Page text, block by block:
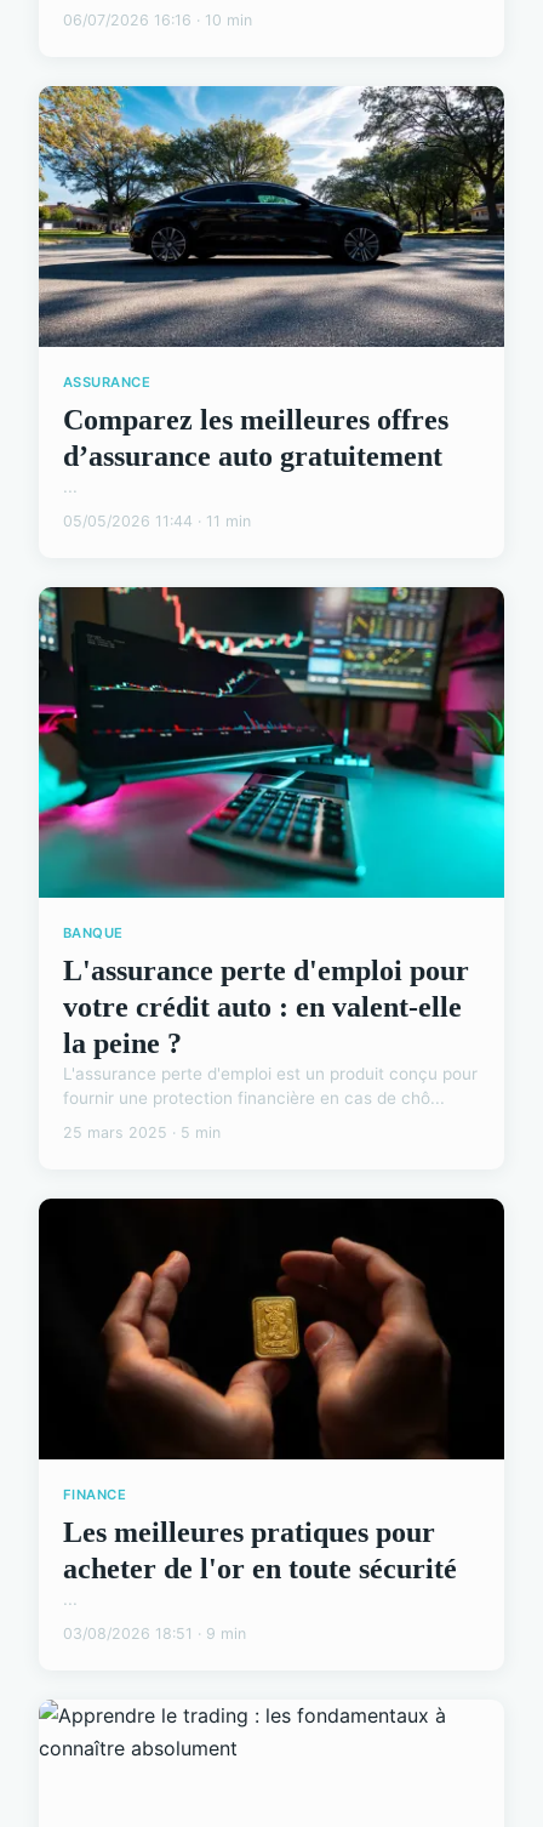
06/07/2026 16:16 · 10 min
ASSURANCE
Comparez les meilleures offres
d’assurance auto gratuitement
...
05/05/2026 11:44 · 11 min
BANQUE
L'assurance perte d'emploi pour
votre crédit auto : en valent-elle
la peine ?
L'assurance perte d'emploi est un produit conçu pour
fournir une protection financière en cas de chô...
25 mars 2025 · 5 min
FINANCE
Les meilleures pratiques pour
acheter de l'or en toute sécurité
...
03/08/2026 18:51 · 9 min